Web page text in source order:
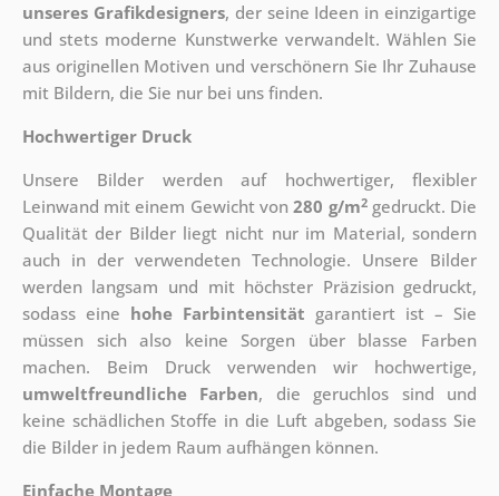
unseres Grafikdesigners, der seine Ideen in einzigartige
und stets moderne Kunstwerke verwandelt. Wählen Sie
aus originellen Motiven und verschönern Sie Ihr Zuhause
mit Bildern, die Sie nur bei uns finden.
Hochwertiger Druck
Unsere Bilder werden auf hochwertiger, flexibler
Leinwand mit einem Gewicht von280 g/m2gedruckt. Die
Qualität der Bilder liegt nicht nur im Material, sondern
auch in der verwendeten Technologie. Unsere Bilder
werden langsam und mit höchster Präzision gedruckt,
sodass eine hohe Farbintensität garantiert ist – Sie
müssen sich also keine Sorgen über blasse Farben
machen. Beim Druck verwenden wir hochwertige,
umweltfreundliche Farben, die geruchlos sind und
keine schädlichen Stoffe in die Luft abgeben, sodass Sie
die Bilder in jedem Raum aufhängen können.
Einfache Montage